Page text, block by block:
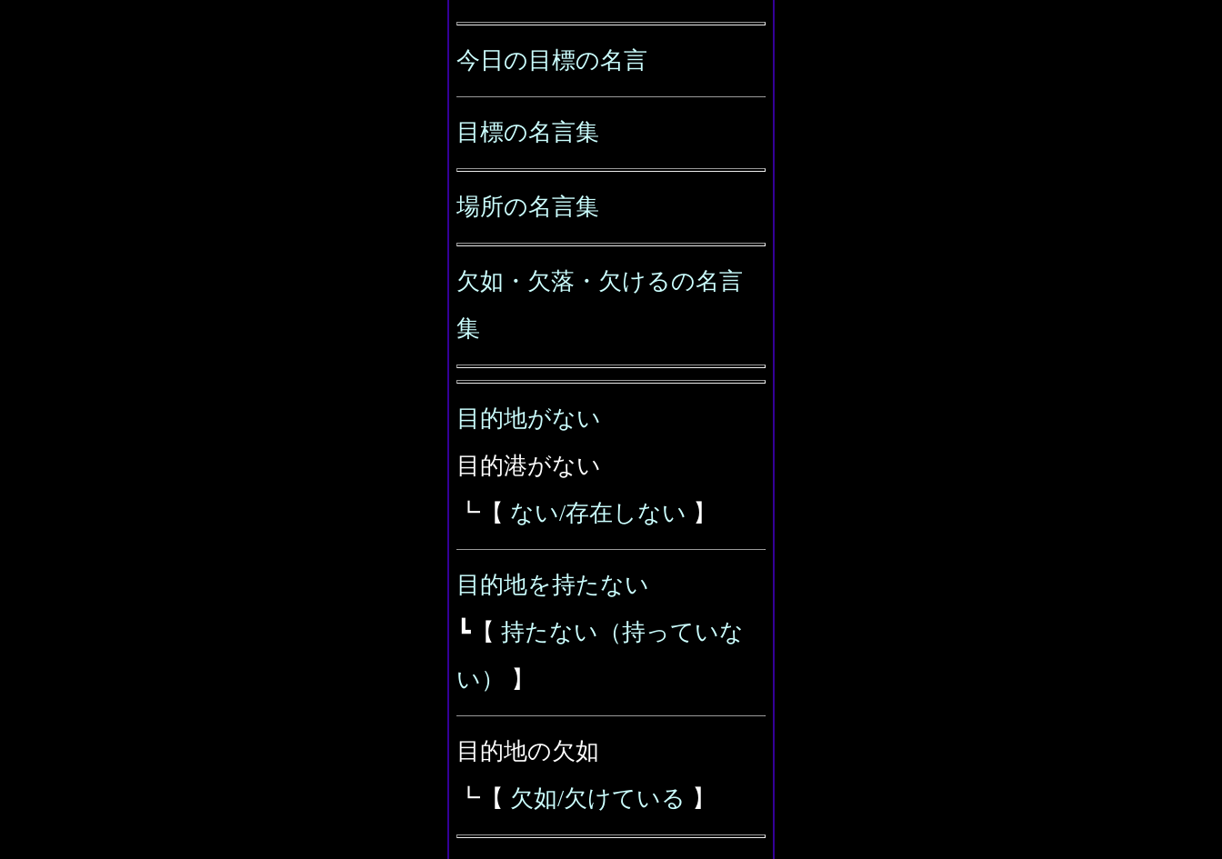
今日の目標の名言
目標の名言集
場所の名言集
欠如・欠落・欠けるの名言
集
目的地がない
目的港がない
┗【 ない/存在しない 】
目的地を持たない
┗【 持たない（持っていな
い）
】
目的地の欠如
┗【 欠如/欠けている 】